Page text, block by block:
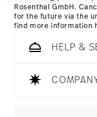
weiteren Daten
bereitgestellt
Nutzung der
Rosenthal GmbH.
for the future via the
find more information
HELP &